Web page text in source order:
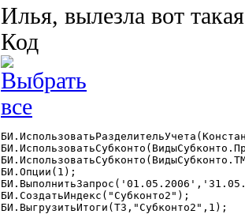
Илья, вылезла вот
Код
БИ.Опции(1);
БИ.СоздатьИндекс("Субконто2");
БИ.ВыгрузитьИтоги(ТЗ,"Субконто2",1);